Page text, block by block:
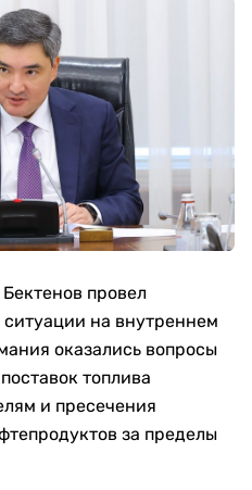
провел
на внутреннем
оказались вопросы
топлива
и пресечения
за пределы